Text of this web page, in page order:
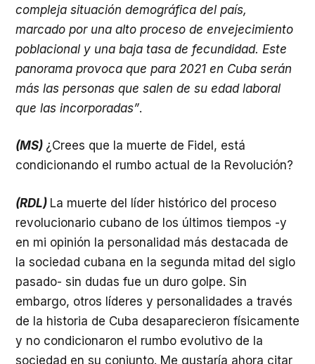
compleja situación demográfica del país,
marcado por una alto proceso de envejecimiento
poblacional y una baja tasa de fecundidad. Este
panorama provoca que para 2021 en Cuba serán
más las personas que salen de su edad laboral
que las incorporadas”.
(MS) ¿Crees que la muerte de Fidel, está
condicionando el rumbo actual de la Revolución?
(RDL) La muerte del líder histórico del proceso
revolucionario cubano de los últimos tiempos -y
en mi opinión la personalidad más destacada de
la sociedad cubana en la segunda mitad del siglo
pasado- sin dudas fue un duro golpe. Sin
embargo, otros líderes y personalidades a través
de la historia de Cuba desaparecieron físicamente
y no condicionaron el rumbo evolutivo de la
sociedad en su conjunto. Me gustaría ahora citar